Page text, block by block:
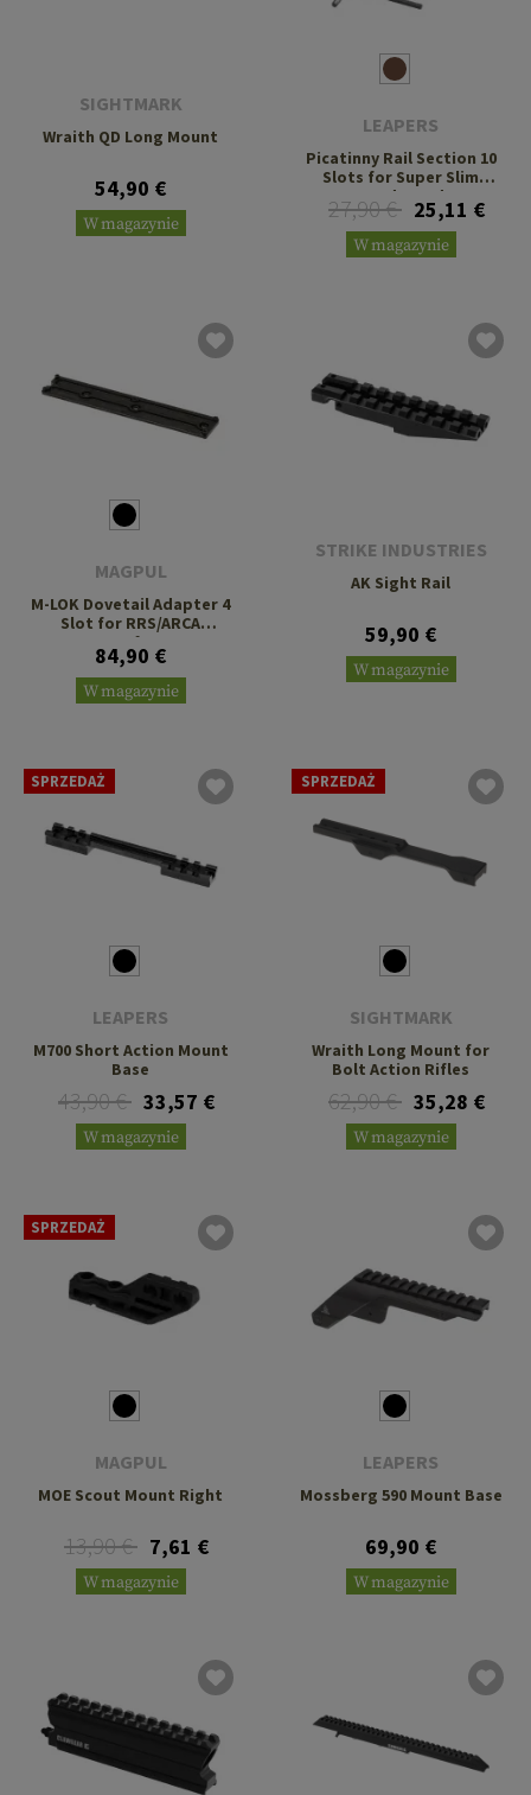
SIGHTMARK
Wraith QD Long Mount
54,90 €
W magazynie
LEAPERS
Picatinny Rail Section 10
Slots for Super Slim
Handguard
27,90 € 25,11 €
W magazynie
MAGPUL
M-LOK Dovetail Adapter 4
Slot for RRS/ARCA
Interface
84,90 €
W magazynie
STRIKE INDUSTRIES
AK Sight Rail
59,90 €
W magazynie
SPRZEDAŻ
LEAPERS
M700 Short Action Mount
Base
43,90 € 33,57 €
W magazynie
SPRZEDAŻ
SIGHTMARK
Wraith Long Mount for
Bolt Action Rifles
62,90 € 35,28 €
W magazynie
SPRZEDAŻ
MAGPUL
MOE Scout Mount Right
13,90 € 7,61 €
W magazynie
LEAPERS
Mossberg 590 Mount Base
69,90 €
W magazynie